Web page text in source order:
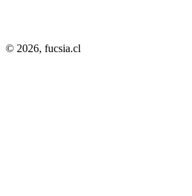
© 2026, fucsia.cl